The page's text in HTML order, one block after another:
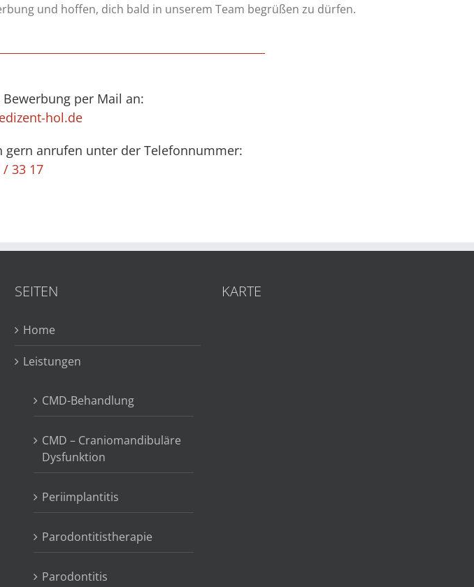
und hoffen, dich bald in unserem Team begrüßen zu dürfen.
per Mail an:
hol.de
gern anrufen unter der Telefonnummer:
/ 33 17
SEITEN
Home
Leistungen
CMD-Behandlung
CMD – Craniomandibuläre
Dysfunktion
Periimplantitis
Parodontitistherapie
Parodontitis
KARTE